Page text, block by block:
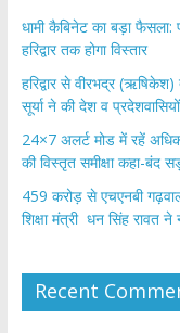
​धामी कैबिनेट का बड़ा
हरिद्वार तक होगा विस्तार
​हरिद्वार से वीरभद्र
सूर्या ने की देश व
24×7 अलर्ट मोड में रहें
की विस्तृत समीक्षा कहा-बंद
459 करोड़ से एचएनबी
शिक्षा मंत्री धन सिंह रावत ने
Recent